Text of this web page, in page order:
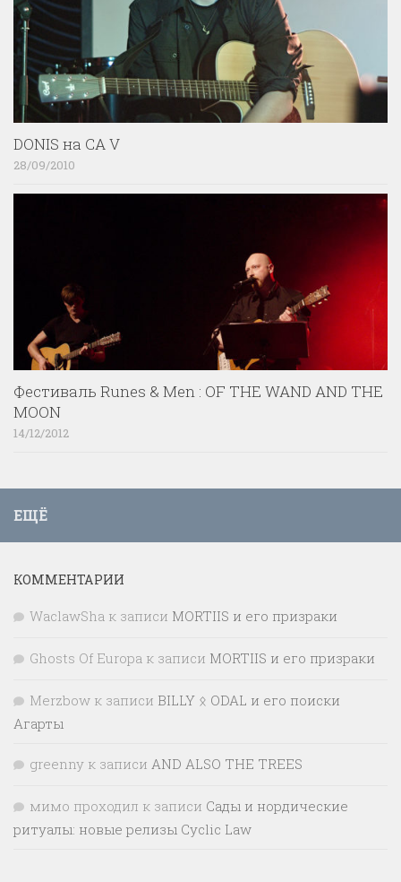
DONIS на CA V
28/09/2010
Фестиваль Runes & Men : OF THE WAND AND THE
MOON
14/12/2012
ЕЩЁ
КОММЕНТАРИИ
WaclawSha к записи MORTIIS и его призраки
Ghosts Of Europa к записи MORTIIS и его призраки
Merzbow к записи BILLY ᛟ ODAL и его поиски
Агарты
greenny к записи AND ALSO THE TREES
мимо проходил к записи Сады и нордические
ритуалы: новые релизы Cyclic Law